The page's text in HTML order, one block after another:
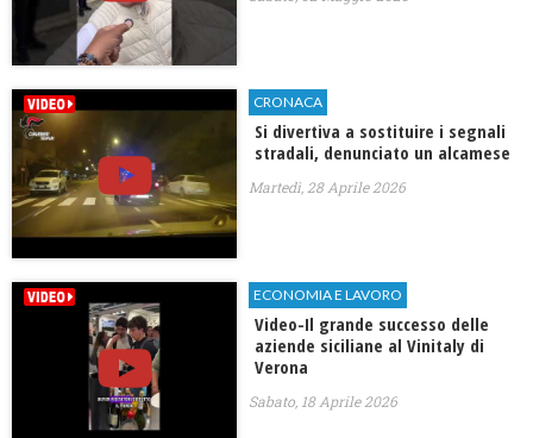
CRONACA
Si divertiva a sostituire i segnali
stradali, denunciato un alcamese
Martedì, 28 Aprile 2026
ECONOMIA E LAVORO
Video-Il grande successo delle
aziende siciliane al Vinitaly di
Verona
Sabato, 18 Aprile 2026